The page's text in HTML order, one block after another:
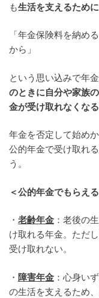
も生活を支えるため
「年金保険料を納め
から」
という思い込みで年
のときに自分や家族
金が受け取れなくな
年金を否定して始め
公的年金で受け取れ
う。
＜公的年金でもらえ
・ 老齢年金 ：老後の
け取れる年金。ただ
受け取れない。
・ 障害年金 ：心身い
の生活を支えるため